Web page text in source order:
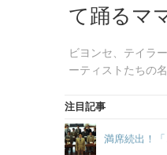
て踊るマ
ビヨンセ、テイラ
ーティストたちの
注目記事
満席続出！